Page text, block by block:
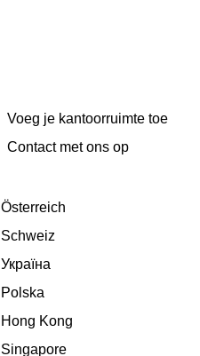
Voeg je kantoorruimte toe
Сontact met ons op
Österreich
Schweiz
Україна
Polska
Hong Kong
Singapore